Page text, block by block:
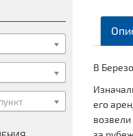
людям
В
его